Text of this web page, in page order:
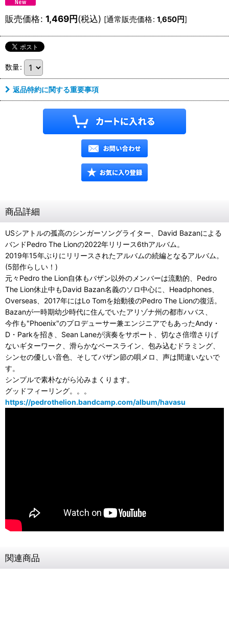
販売価格: 1,469円(税込) [通常販売価格: 1,650円]
数量:
返品特約に関する重要事項
商品詳細
USシアトルの孤高のシンガーソングライター、David Bazanによる
バンドPedro The Lionの2022年リリース6thアルバム。
2019年15年ぶりにリリースされたアルバムの続編となるアルバム。
(5部作らしい！)
元々Pedro the Lion自体もバザン以外のメンバーは流動的、Pedro
The Lion休止中もDavid Bazan名義のソロ中心に、Headphones、
Overseas、2017年にはLo Tomを始動後のPedro The Lionの復活。
Bazanが一時期幼少時代に住んでいたアリゾナ州の都市ハバス、
今作も"Phoenix"のプロデューサー兼エンジニアでもあったAndy・
D・Parkを招き、Sean Laneが演奏をサポート、切なさ倍増さりげ
ないギターワーク、滑らかなベースライン、包み込むドラミング、
シンセの優しい音色、そしてバザン節の唄メロ、声は間違いないで
す。
シンプルで素朴ながら沁みまくります。
グッドフィーリング。。。
https://pedrothelion.bandcamp.com/album/havasu
関連商品